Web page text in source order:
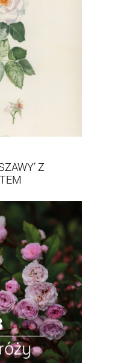
Z